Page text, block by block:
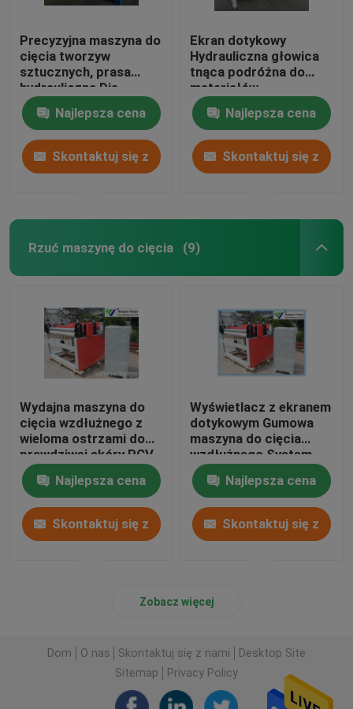
Precyzyjna maszyna do
cięcia tworzyw
sztucznych, prasa
hydrauliczna Die
Cutting Machine
Najlepsza cena
Skontaktuj się z
Ekran dotykowy
Hydrauliczna głowica
tnąca podróżna do
materiałów
podłogowych /
miękkich folii
Najlepsza cena
Skontaktuj się z
Rzuć maszynę do cięcia (9)
Wydajna maszyna do
cięcia wzdłużnego z
wieloma ostrzami do
prawdziwej skóry PCV
Najlepsza cena
Skontaktuj się z
Wyświetlacz z ekranem
dotykowym Gumowa
maszyna do cięcia
wzdłużnego System
sterowania PLC dla
skórzanej tkaniny
Najlepsza cena
Skontaktuj się z
Zobacz więcej
Dom O nas Skontaktuj się z nami
Desktop Site
Sitemap
Privacy Policy